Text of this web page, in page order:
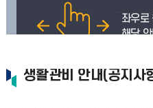
식단가
생활관비 안내(공지사